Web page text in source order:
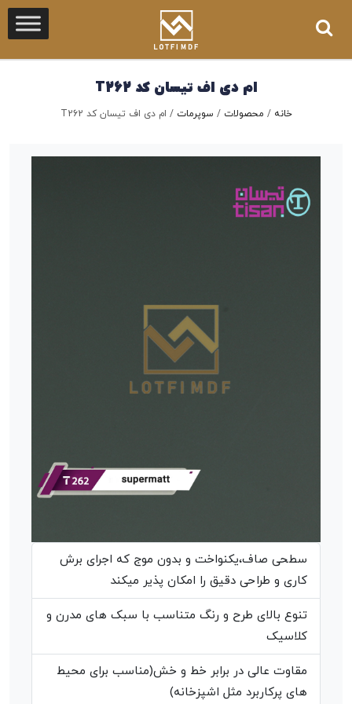
ام دی اف تیسان کد T262
خانه / محصولات / سوپرمات / ام دی اف تیسان کد T262
سطحی صاف،یکنواخت و بدون موج که اجرای برش
کاری و طراحی دقیق را امکان پذیر میکند
تنوع بالای طرح و رنگ متناسب با سبک های مدرن و
کلاسیک
مقاوت عالی در برابر خط و خش(مناسب برای محیط
های پرکاربرد مثل اشپزخانه)